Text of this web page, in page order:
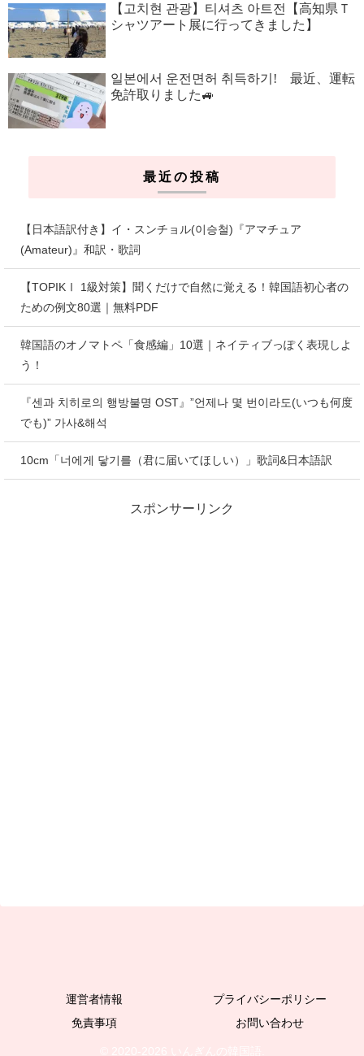
【고치현 관광】티셔츠 아트전【高知県Ｔ
シャツアート展に行ってきました】
일본에서 운전면허 취득하기! 最近、運転
免許取りました🚙
最近の投稿
【日本語訳付き】イ・スンチョル(이승철)『アマチュア
(Amateur)』和訳・歌詞
【TOPIKⅠ 1級対策】聞くだけで自然に覚える！韓国語初心者の
ための例文80選｜無料PDF
韓国語のオノマトペ「食感編」10選｜ネイティブっぽく表現しよ
う！
『센과 치히로의 행방불명 OST』”언제나 몇 번이라도(いつも何度
でも)” 가사&해석
10cm「너에게 닿기를（君に届いてほしい）」歌詞&日本語訳
スポンサーリンク
運営者情報
プライバシーポリシー
免責事項
お問い合わせ